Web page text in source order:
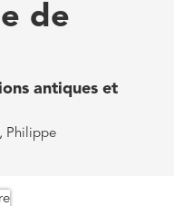
de
antiques et
Philippe